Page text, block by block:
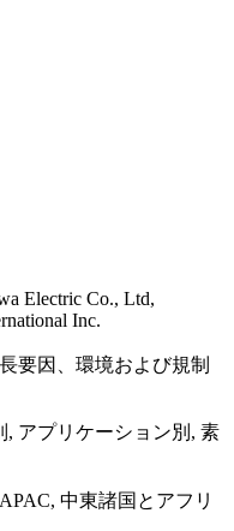
Electric Co., Ltd,
Inc.
要因、環境および規制
, アプリケーション別, 素
中東諸国とアフリ